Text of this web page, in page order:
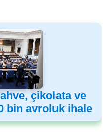
çikolata ve
bin avroluk ihale